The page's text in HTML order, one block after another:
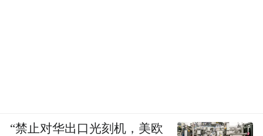
“禁止对华出口光刻机，美欧